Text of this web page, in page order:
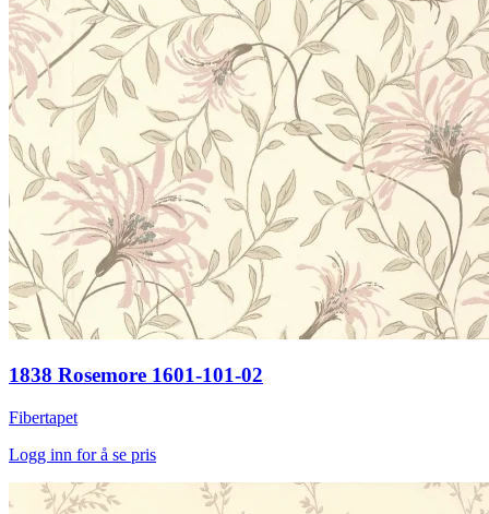
1838 Rosemore 1601-101-02
Fibertapet
Logg inn for å se pris